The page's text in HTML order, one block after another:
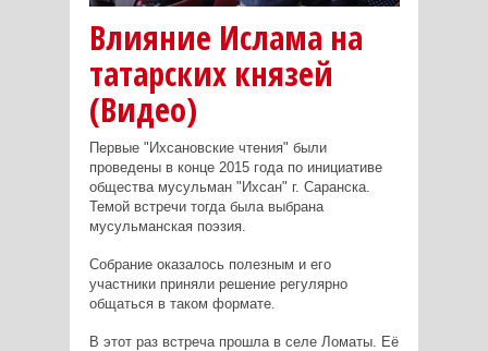
Влияние Ислама на
татарских князей
(Видео)
Первые "Ихсановские чтения" были
проведены в конце 2015 года по инициативе
общества мусульман "Ихсан" г. Саранска.
Темой встречи тогда была выбрана
мусульманская поэзия.
Собрание оказалось полезным и его
участники приняли решение регулярно
общаться в таком формате.
В этот раз встреча прошла в селе Ломаты. Её